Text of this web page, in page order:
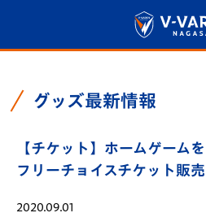
グッズ最新情報
【チケット】ホームゲーム
フリーチョイスチケット販
2020.09.01